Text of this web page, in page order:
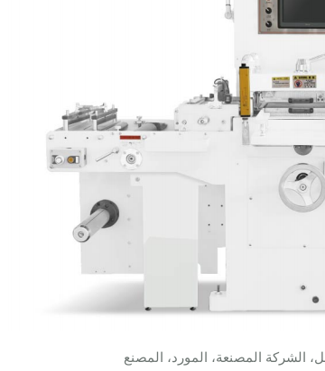
الشركة المصنعة، المورد، المصنع